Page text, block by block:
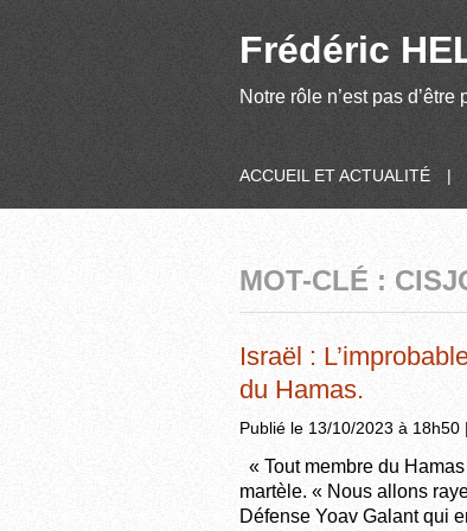
Frédéric
Notre rôle n’est pas
ACCUEIL ET ACTUALITÉ |
MOT-CLÉ :
Israël :
du Hamas.
Publié le 13/10/2023 à 18h50 |
« Tout membre du
martèle. « Nous allons
Défense Yoav Galant qui